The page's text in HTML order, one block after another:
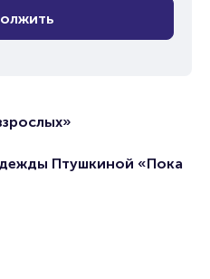
Птушкиной «Пока